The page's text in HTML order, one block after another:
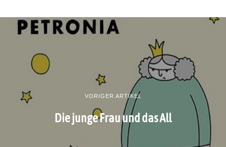
VORIGER ARTIKEL
Die junge Frau und das All